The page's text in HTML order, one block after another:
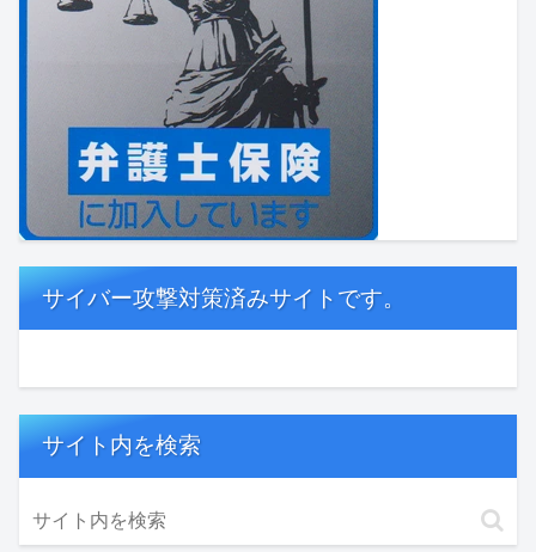
サイバー攻撃対策済みサイトです。
サイト内を検索